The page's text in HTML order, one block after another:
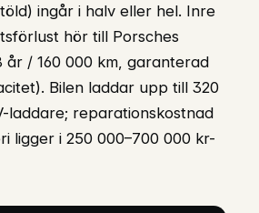
ingår i halv eller hel. Inre
hör till Porsches
/ 160 000 km, garanterad
Bilen laddar upp till 320
laddare; reparationskostnad
ligger i 250 000–700 000 kr-